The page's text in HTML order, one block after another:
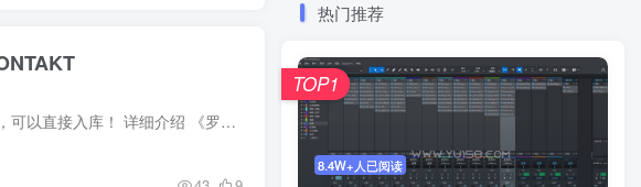
KONTAKT 6.7.1+ | 2024.03.12 | 7.25 GB Note：已加入康泰克标准入库文件及壁纸，可以直接入库！ 详细介绍 《罗多普之声 – 安娜》这是一个专注于罗多普地区特有的保加利亚民族歌唱的电影独唱声...
热门推荐
8.4W+人已阅读
TOP1